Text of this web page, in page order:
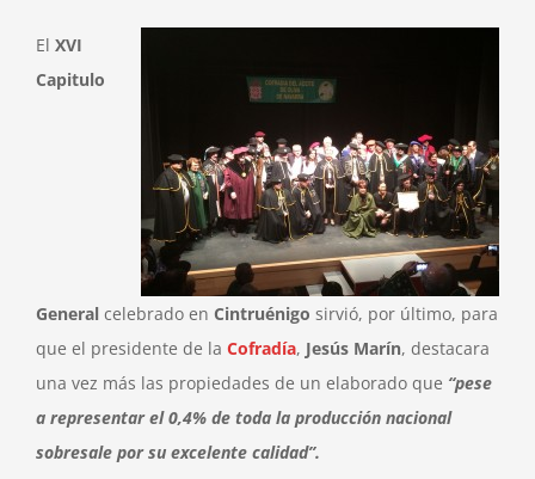
El XVI
Capitulo
General celebrado en Cintruénigo sirvió, por último, para
que el presidente de la Cofradía, Jesús Marín, destacara
una vez más las propiedades de un elaborado que “pese
a representar el 0,4% de toda la producción nacional
sobresale por su excelente calidad”.